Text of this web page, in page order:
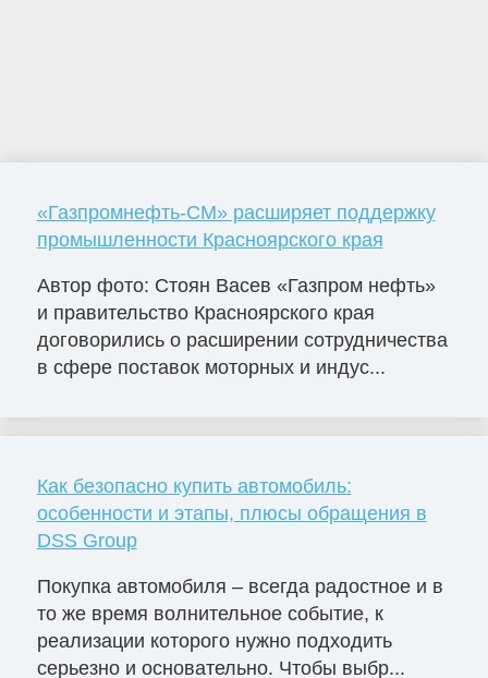
«Газпромнефть-СМ» расширяет поддержку
промышленности Красноярского края
Автор фото: Стоян Васев «Газпром нефть»
и правительство Красноярского края
договорились о расширении сотрудничества
в сфере поставок моторных и индус...
Как безопасно купить автомобиль:
особенности и этапы, плюсы обращения в
DSS Group
Покупка автомобиля – всегда радостное и в
то же время волнительное событие, к
реализации которого нужно подходить
серьезно и основательно. Чтобы выбр...